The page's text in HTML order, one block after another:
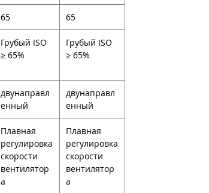
65 65
Грубый ISO
≥ 65%
Грубый ISO
≥ 65%
двунаправл
енный
двунаправл
енный
Плавная
регулировка
скорости
вентилятор
а
Плавная
регулировка
скорости
вентилятор
а